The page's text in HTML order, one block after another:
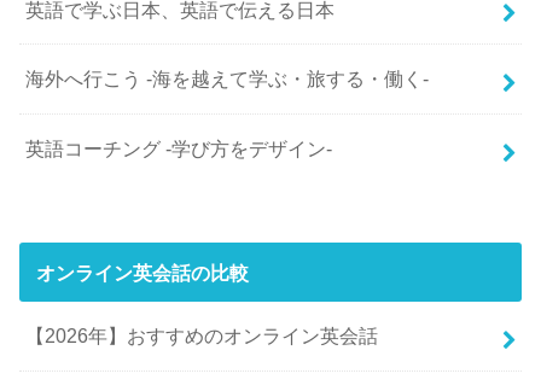
英語で学ぶ日本、英語で伝える日本
海外へ行こう -海を越えて学ぶ・旅する・働く-
英語コーチング -学び方をデザイン-
オンライン英会話の比較
【2026年】おすすめのオンライン英会話